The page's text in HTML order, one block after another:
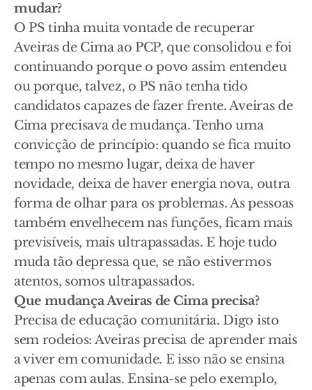
mudar?
O PS tinha muita vontade de recuperar
Aveiras de Cima ao PCP, que consolidou e foi
continuando porque o povo assim entendeu
ou porque, talvez, o PS não tenha tido
candidatos capazes de fazer frente. Aveiras de
Cima precisava de mudança. Tenho uma
convicção de princípio: quando se fica muito
tempo no mesmo lugar, deixa de haver
novidade, deixa de haver energia nova, outra
forma de olhar para os problemas. As pessoas
também envelhecem nas funções, ficam mais
previsíveis, mais ultrapassadas. E hoje tudo
muda tão depressa que, se não estivermos
atentos, somos ultrapassados.
Que mudança Aveiras de Cima precisa?
Precisa de educação comunitária. Digo isto
sem rodeios: Aveiras precisa de aprender mais
a viver em comunidade. E isso não se ensina
apenas com aulas. Ensina-se pelo exemplo,